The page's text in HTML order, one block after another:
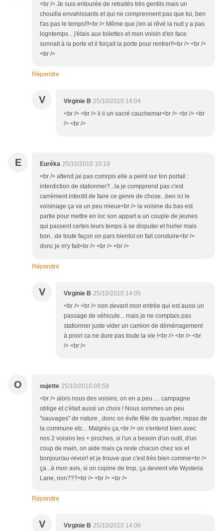
<br /> Je suis entourée de retraités très gentils mais un
chouilla envahissants et qui ne comprennent pas que toi, ben
t'as pas le temps!!!<br /> Même que j'en ai rêvé la nuit y a pas
logntemps... j'étais aux toilettes et mon voisin d'en face
sonnait à la porte et il forçait la porte pour rentrer!!<br /> <br />
<br />
Répondre
V Virginie B 25/10/2010 14:04
<br /> <br /> ii ii un sacré cauchemar<br /> <br /> <br
/> <br />
E Euréka 25/10/2010 10:19
<br /> attend jai pas comrpis elle a peint sur ton portail :
interdiction de stationner?...la je compprend pas c'est
carrément interdit de faire ce genre de chose...ben ici le
voisinage ça va un peu mieux<br /> la voisine du bas est
partie pour mettre en loc son appart a un couple de jeunes
qui passent certes leurs temps à se disputer et hurler mais
bon...de toute façon on pars bientot on fait constuire<br />
donc je m'y fait<br /> <br /> <br />
Répondre
V Virginie B 25/10/2010 14:05
<br /> <br /> non devant mon entrée qui est aussi un
passage de véhicule... mais je ne comptais pas
stationner juste vider un camion de déménagement
à priori ca ne dure pas toute la vie !<br /> <br /> <br
/> <br />
O oujette 25/10/2010 09:59
<br /> alors nous des voisins, on en a peu .... campagne
oblige et c'était aussi un choix ! Nous sommes un peu
"sauvages" de nature , donc on évite fête de quartier, repas de
la commune etc... Malgrès ça,<br /> on s'entend bien avec
nos 2 voisins les + proches, si l'un a besoin d'un outil, d'un
coup de main, on aide mais ça reste chacun chez soi et
bonjour/au-revoir! et je trouve que c'est très bien comme<br />
ça...à mon avis, si on copine de trop, ça devient vite Wysteria
Lane, non???<br /> <br /> <br />
Répondre
V Virginie B 25/10/2010 14:06